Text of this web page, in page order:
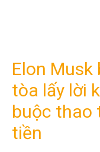
Elon Musk
tòa lấy lời
buộc thao
tiền